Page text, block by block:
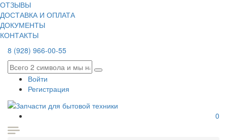
ОТЗЫВЫ
ДОСТАВКА И ОПЛАТА
ДОКУМЕНТЫ
КОНТАКТЫ
8 (928) 966-00-55
Войти
Регистрация
0